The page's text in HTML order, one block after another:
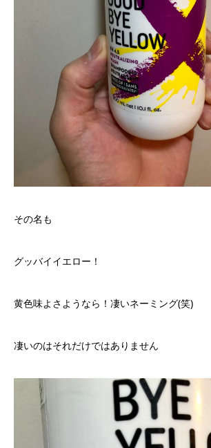
その名も
グッバイイエロー！
黄色味よさようなら！凄いネーミング(笑)
凄いのはそれだけではありません